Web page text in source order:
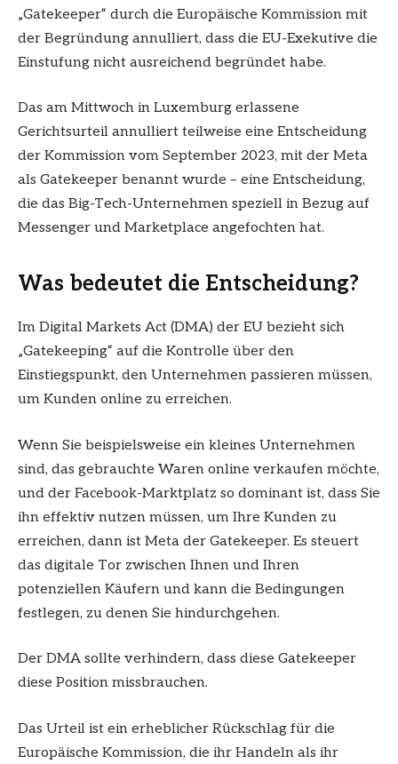
„Gatekeeper“ durch die Europäische Kommission mit
der Begründung annulliert, dass die EU-Exekutive die
Einstufung nicht ausreichend begründet habe.
Das am Mittwoch in Luxemburg erlassene
Gerichtsurteil annulliert teilweise eine Entscheidung
der Kommission vom September 2023, mit der Meta
als Gatekeeper benannt wurde – eine Entscheidung,
die das Big-Tech-Unternehmen speziell in Bezug auf
Messenger und Marketplace angefochten hat.
Was bedeutet die Entscheidung?
Im Digital Markets Act (DMA) der EU bezieht sich
„Gatekeeping“ auf die Kontrolle über den
Einstiegspunkt, den Unternehmen passieren müssen,
um Kunden online zu erreichen.
Wenn Sie beispielsweise ein kleines Unternehmen
sind, das gebrauchte Waren online verkaufen möchte,
und der Facebook-Marktplatz so dominant ist, dass Sie
ihn effektiv nutzen müssen, um Ihre Kunden zu
erreichen, dann ist Meta der Gatekeeper. Es steuert
das digitale Tor zwischen Ihnen und Ihren
potenziellen Käufern und kann die Bedingungen
festlegen, zu denen Sie hindurchgehen.
Der DMA sollte verhindern, dass diese Gatekeeper
diese Position missbrauchen.
Das Urteil ist ein erheblicher Rückschlag für die
Europäische Kommission, die ihr Handeln als ihr